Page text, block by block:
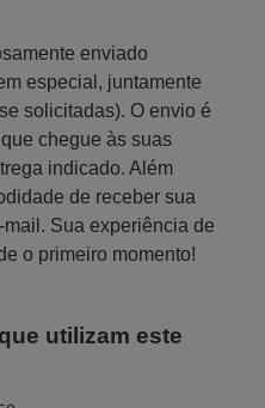
enviado
especial, juntamente
solicitadas). O envio é
chegue às suas
indicado. Além
de receber sua
Sua experiência de
o primeiro momento!
utilizam este